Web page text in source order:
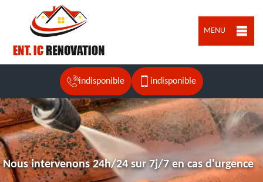
MENU
indisponible indisponible
Nous intervenons 24h/24 sur 7j/7 en cas d'urgence